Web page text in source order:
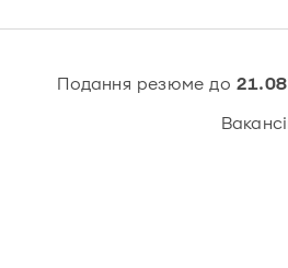
Подання резюме до